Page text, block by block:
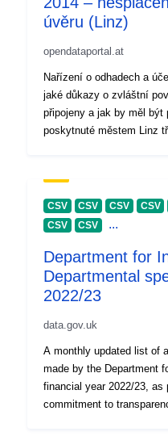
úvěru (Linz)
opendataportal.at
Nařízení o odhadech a
jaké důkazy o zvláštní
připojeny a jak by měl být předložen.
poskytnuté městem Linz
CSV CSV CSV CSV
CSV
CSV ...
Department for
Departmental
2022/23
data.gov.uk
A monthly updated list of
made by the Department
financial year 2022/23, as
commitment to